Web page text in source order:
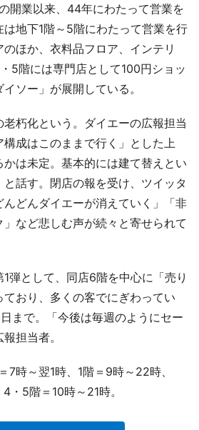
開業以来、44年にわたって営業を
地下1階～5階にわたって営業を行
ほか、衣料品フロア、インテリ
5階には専門店として100円ショッ
ソー」が展開している。
朽化という。ダイエーの広報担当
成はこのままで行く」とした上
は未定。基本的には建て替えとい
と話す。閉店の報を受け、ツイッタ
どんダイエーが消えていく」「非
など悲しむ声が続々と寄せられて
弾として、同店6階を中心に「売り
おり、多くの客でにぎわってい
まで。「今後は毎週のようにセー
担当者。
時～翌1時、1階＝9時～22時、
・5階＝10時～21時。